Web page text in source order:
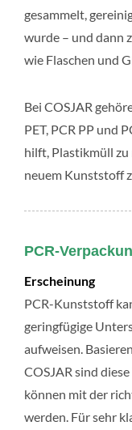
gesammelt,
wurde – und dann
wie Flaschen und
Bei COSJAR
PET, PCR PP und
hilft, Plastikmüll
neuem Kunststoff
PCR-
Erscheinung
PCR-Kunststoff
geringfügige
aufweisen.
COSJAR sind
können mit der
werden. Für sehr